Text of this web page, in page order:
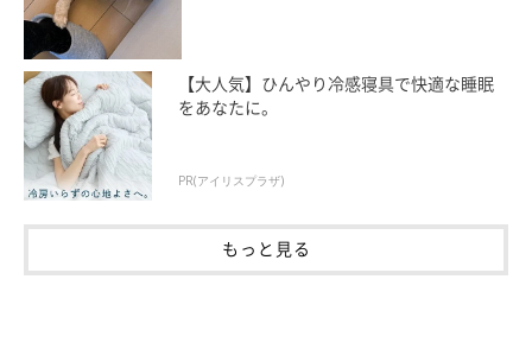
ア猫に多く見られます。高いところに登らなくなったり、高いと
ころから降りた時によろけたりする様子が見受けられたら要注
意。重症化すると、痛みから動くのを嫌がるようになってしまい
ます。
処方薬やサプリメントを継続的に与えると回復するケースもある
ので、動かないのは「年のせい」だと思わず、早めに気付いて対
【大人気】ひんやり冷感寝具で快適な睡眠
をあなたに。
PR(アイリスプラザ)
もっと見る